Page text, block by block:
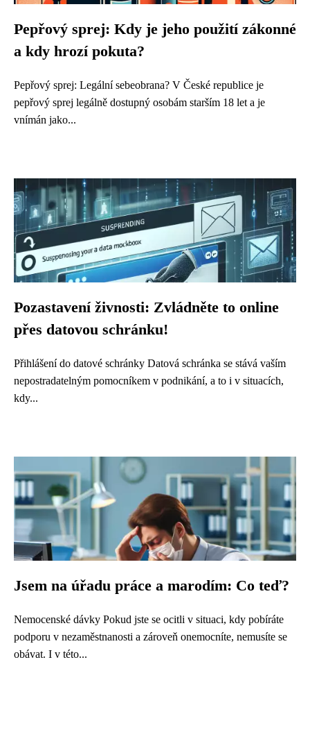
Pepřový sprej: Kdy je jeho použití zákonné
a kdy hrozí pokuta?
Pepřový sprej: Legální sebeobrana? V České republice je
pepřový sprej legálně dostupný osobám starším 18 let a je
vnímán jako...
Pozastavení živnosti: Zvládněte to online
přes datovou schránku!
Přihlášení do datové schránky Datová schránka se stává vaším
nepostradatelným pomocníkem v podnikání, a to i v situacích,
kdy...
Jsem na úřadu práce a marodím: Co teď?
Nemocenské dávky Pokud jste se ocitli v situaci, kdy pobíráte
podporu v nezaměstnanosti a zároveň onemocníte, nemusíte se
obávat. I v této...